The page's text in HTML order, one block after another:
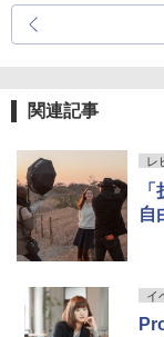
関連記事
レ
自
イ